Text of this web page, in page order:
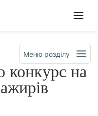
Меню розділу
конкурс на